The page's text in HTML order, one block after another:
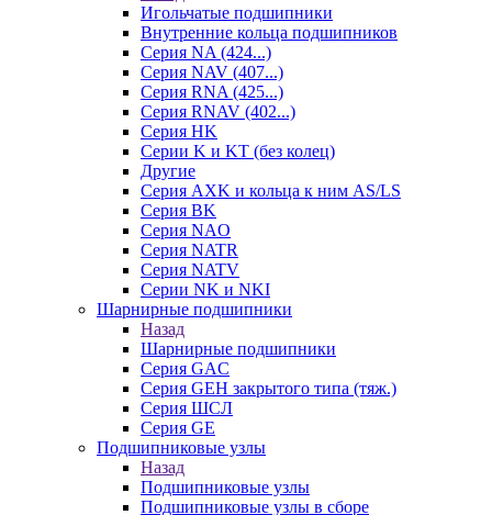
Игольчатые подшипники
Внутренние кольца подшипников
Серия NA (424...)
Серия NAV (407...)
Серия RNA (425...)
Серия RNAV (402...)
Серия HK
Серии K и KT (без колец)
Другие
Серия AXK и кольца к ним AS/LS
Серия BK
Серия NAO
Серия NATR
Серия NATV
Серии NK и NKI
Шарнирные подшипники
Назад
Шарнирные подшипники
Серия GAC
Серия GEH закрытого типа (тяж.)
Серия ШСЛ
Серия GE
Подшипниковые узлы
Назад
Подшипниковые узлы
Подшипниковые узлы в сборе